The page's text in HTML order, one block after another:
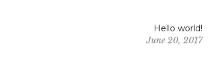
Hello world!
June 20, 2017